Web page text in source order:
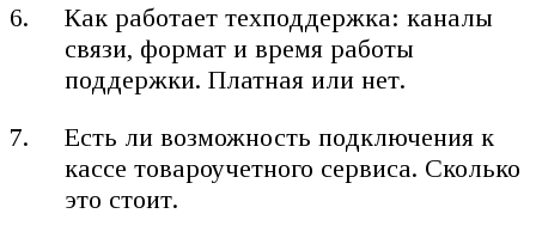
Как работает техподдержка: каналы
связи, формат и время работы
поддержки. Платная или нет.
Есть ли возможность подключения к
кассе товароучетного сервиса. Сколько
это стоит.